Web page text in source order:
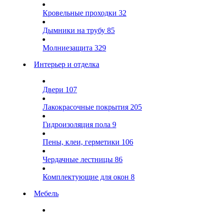
Кровельные проходки 32
Дымники на трубу 85
Молниезащита 329
Интерьер и отделка
Двери 107
Лакокрасочные покрытия 205
Гидроизоляция пола 9
Пены, клеи, герметики 106
Чердачные лестницы 86
Комплектующие для окон 8
Мебель